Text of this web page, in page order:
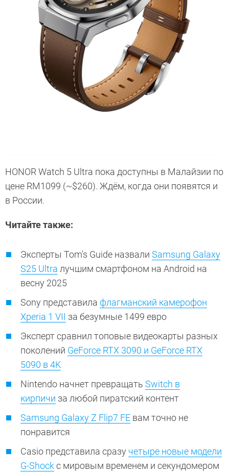
HONOR Watch 5 Ultra пока доступны в Малайзии по
цене RM1099 (~$260). Ждём, когда они появятся и
в России.
Читайте также:
Эксперты Tom's Guide назвали Samsung Galaxy
S25 Ultra лучшим смартфоном на Android на
весну 2025
Sony представила флагманский камерофон
Xperia 1 VII за безумные 1499 евро
Эксперт сравнил топовые видеокарты разных
поколений GeForce RTX 3090 и GeForce RTX
5090 в 4K
Nintendo начнет превращать Switch в
кирпичи за любой пиратский контент
Samsung Galaxy Z Flip7 FE вам точно не
понравится
Casio представила сразу четыре новые модели
G-Shockс мировым временем и секундомером